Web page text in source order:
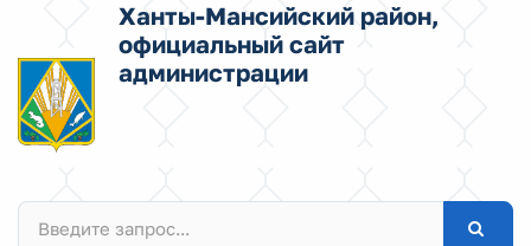
Ханты-Мансийский район,
официальный сайт
администрации